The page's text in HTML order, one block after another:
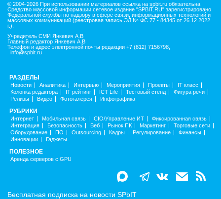
© 2004-2026 При использовании материалов ссылка на spbit.ru обязательна
Средство массовой информации сетевое издание "SPBIT.RU" зарегистрировано
Федеральной службы по надзору в сфере связи, информационных технологий и
массовых коммуникаций (реестровая запись ЭЛ № ФС 77 - 84345 от 26.12.2022
г.).
Учредитель СМИ Янкевич А.В
Главный редактор Янкевич А.В
Телефон и адрес электронной почты редакции +7 (812) 7156798,
info@spbit.ru
РАЗДЕЛЫ
Новости Аналитика Интервью Мероприятия Проекты
IT класс
Колонка редактора
IT рейтинг ICT Life Тестовый стенд
Фигура речи
Релизы
Видео Фотогалерея Инфографика
РУБРИКИ
Интернет Мобильная связь CIO/Управление ИТ
Фиксированная связь
Интеграция
Безопасность Веб Рынок ПК Маркетинг
Торговые сети
Оборудование
ПО Outsourcing Кадры Регулирование
Финансы
Инновации
Гаджеты
ПОЛЕЗНОЕ
Аренда серверов с GPU
Бесплатная подписка на новости SPbIT